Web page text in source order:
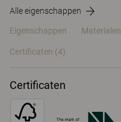
Alle eigenschappen
Eigenschappen Materialen
Certificaten (4)
Certificaten